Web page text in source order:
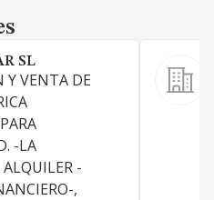
SL
Y VENTA DE
-LA
-
,